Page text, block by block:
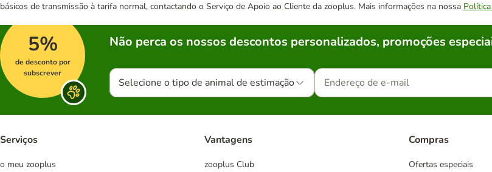
básicos de transmissão à tarifa normal, contactando o Serviço de Apoio ao Cliente da zooplus. Mais informações na nossa
5%
de desconto por
subscrever
Não perca os nossos descontos personalizados, promoções
Selecione o tipo de animal de estimação
Serviços
o meu zooplus
Vantagens
zooplus Club
Compras
Ofertas especiais